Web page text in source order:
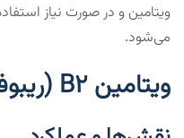
ویتامین و در صورت نیاز
می‌شود.
ویتامین B2 (ریبوفلاوین)